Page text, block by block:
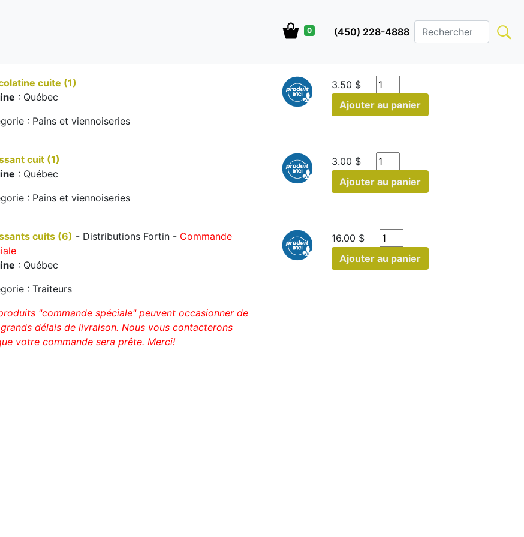
0 (450) 228-4888
cuite (1)
: Québec
: Pains et viennoiseries
3.50 $
Ajouter au panier
cuit (1)
: Québec
: Pains et viennoiseries
3.00 $
Ajouter au panier
cuits (6) - Distributions Fortin - Commande
: Québec
: Traiteurs
"commande spéciale" peuvent occasionner de
délais de livraison. Nous vous contacterons
votre commande sera prête. Merci!
16.00 $
Ajouter au panier